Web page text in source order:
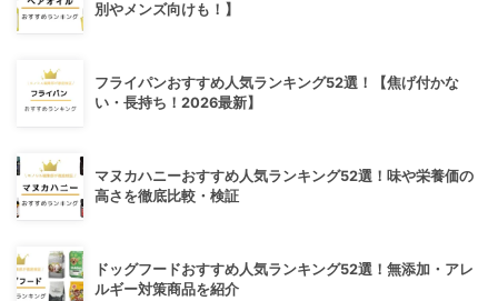
別やメンズ向けも！】
フライパンおすすめ人気ランキング52選！【焦げ付かな
い・長持ち！2026最新】
マヌカハニーおすすめ人気ランキング52選！味や栄養価の
高さを徹底比較・検証
ドッグフードおすすめ人気ランキング52選！無添加・アレ
ルギー対策商品を紹介